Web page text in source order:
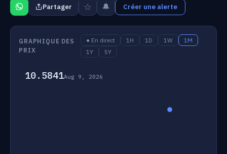
Partager ☆ 🔔 Créer une alerte
GRAPHIQUE DES
PRIX
● En direct 1H 1D 1W
1M
1Y
5Y
10.5841Aug 9, 2026